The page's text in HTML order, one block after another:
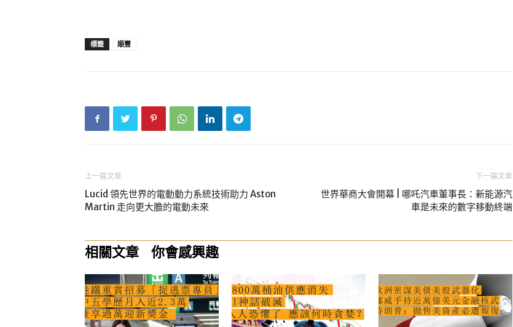
標籤 順豐
上一篇文章
Lucid 領先世界的電動動力系統技術助力 Aston
Martin 走向更大膽的電動未來
下一篇文章
世界華商大會開幕 | 哪吒汽車董事長：新能源汽
車是未來的數字移動終端
相關文章 你會感興趣